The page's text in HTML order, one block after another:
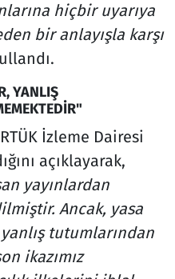
hiçbir uyarıya
bir anlayışla karşı
YANLIŞ
İzleme Dairesi
açıklayarak,
yayınlardan
Ancak, yasa
yanlış tutumlarından
ikazımız